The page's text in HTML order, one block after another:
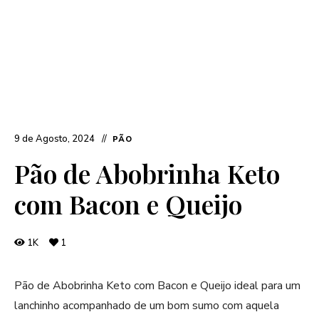
9 de Agosto, 2024 PÃO
Pão de Abobrinha Keto
com Bacon e Queijo
1K 1
Pão de Abobrinha Keto com Bacon e Queijo ideal para um
lanchinho acompanhado de um bom sumo com aquela